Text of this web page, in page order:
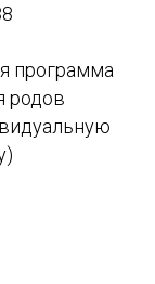
программа
родов